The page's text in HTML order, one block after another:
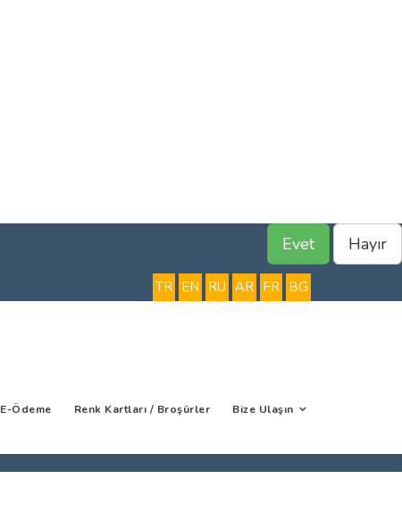
Evet Hayır
TR EN RU AR FR BG
E-Ödeme Renk Kartları / Broşürler Bize Ulaşın